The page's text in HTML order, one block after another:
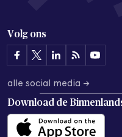
Volg ons
alle social media →
Download de